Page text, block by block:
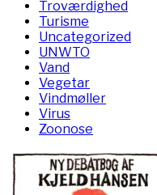
Troværdighed
Turisme
Uncategorized
UNWTO
Vand
Vegetar
Vindmøller
Virus
Zoonose